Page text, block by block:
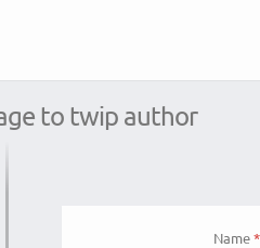
to twip author
Name